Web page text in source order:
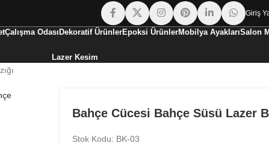
Giriş
Çalışma Odası Dekoratif ÜrünlerEpoksi ÜrünlerMobilya AyaklarıSalon
Lazer Kesim
Bahçe Cücesi Bahçe Süsü Lazer
Stok Kodu: BK-03